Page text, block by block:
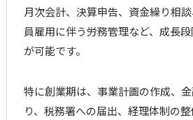
月次会計、決算申告、資金繰り相
員雇用に伴う労務管理など、成長
が可能です。
特に創業期は、事業計画の作成、
り、税務署への届出、経理体制の